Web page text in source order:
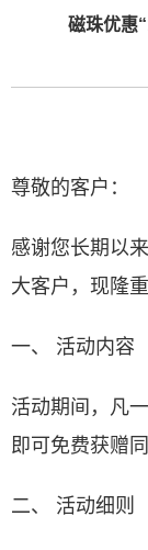
磁珠优惠
尊敬的客户：
感谢您长期以
大客户，现隆
一、 活动内容
活动期间，凡
即可免费获赠
二、 活动细则